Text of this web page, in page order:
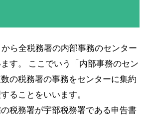
ら全税務署の内部事務のセンター
す。 ここでいう「内部事務のセン
の税務署の事務をセンターに集約
ることをいいます。
税務署が宇部税務署である申告書